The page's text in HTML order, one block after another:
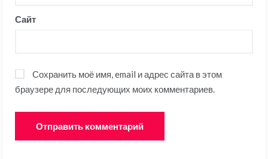
Сайт
Сохранить моё имя, email и адрес сайта в этом
браузере для последующих моих комментариев.